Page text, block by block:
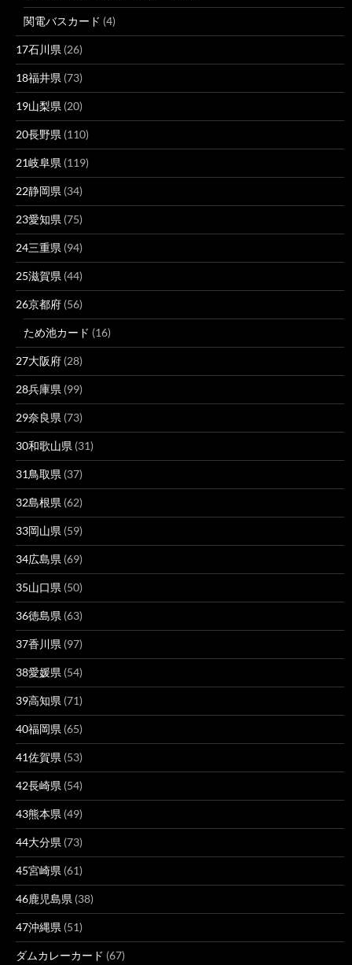
関電バスカード (4)
17石川県 (26)
18福井県 (73)
19山梨県 (20)
20長野県 (110)
21岐阜県 (119)
22静岡県 (34)
23愛知県 (75)
24三重県 (94)
25滋賀県 (44)
26京都府 (56)
ため池カード (16)
27大阪府 (28)
28兵庫県 (99)
29奈良県 (73)
30和歌山県 (31)
31鳥取県 (37)
32島根県 (62)
33岡山県 (59)
34広島県 (69)
35山口県 (50)
36徳島県 (63)
37香川県 (97)
38愛媛県 (54)
39高知県 (71)
40福岡県 (65)
41佐賀県 (53)
42長崎県 (54)
43熊本県 (49)
44大分県 (73)
45宮崎県 (61)
46鹿児島県 (38)
47沖縄県 (51)
ダムカレーカード (67)